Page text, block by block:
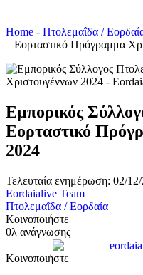
Home - Πτολεμαΐδα /
– Εορταστικό Πρόγραμμα
Εμπορικός
Εορταστικό
2024
Τελευταία ενημέρωση: 02/
Eordaialive Team
Πτολεμαΐδα / Εορδαία
Κοινοποιήστε
0λ ανάγνωσης
Κοινοποιήστε